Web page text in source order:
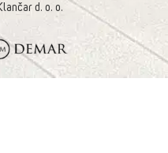
d. o. o.